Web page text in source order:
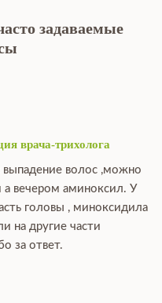
задаваемые
врача-трихолога
выпадение волос ,можно
вечером аминоксил. У
головы , миноксидила
на другие части
за ответ.